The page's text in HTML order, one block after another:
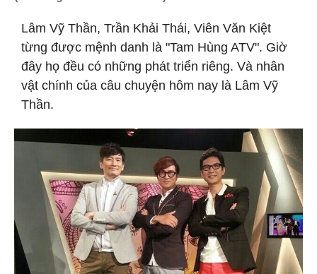
Lâm Vỹ Thần, Trần Khải Thái, Viên Văn Kiệt
từng được mệnh danh là "Tam Hùng ATV". Giờ
đây họ đều có những phát triển riêng. Và nhân
vật chính của câu chuyện hôm nay là Lâm Vỹ
Thần.